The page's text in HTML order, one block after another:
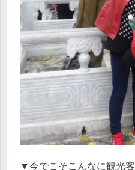
▼今でこそこんなに観光